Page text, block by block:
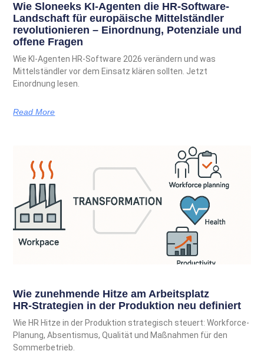
Wie Sloneeks KI-Agenten die HR-Software-
Landschaft für europäische Mittelständler
revolutionieren – Einordnung, Potenziale und
offene Fragen
Wie KI-Agenten HR-Software 2026 verändern und was
Mittelständler vor dem Einsatz klären sollten. Jetzt
Einordnung lesen.
Read More
Wie zunehmende Hitze am Arbeitsplatz
HR‑Strategien in der Produktion neu definiert
Wie HR Hitze in der Produktion strategisch steuert: Workforce-
Planung, Absentismus, Qualität und Maßnahmen für den
Sommerbetrieb.